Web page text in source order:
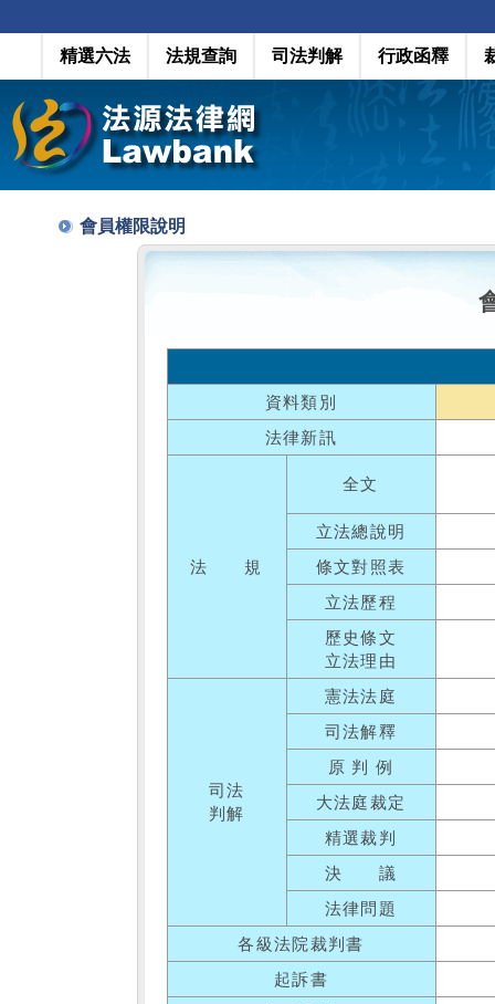
精選六法 法規查詢 司法判解 行政函釋
會員權限說明
資料類別
法律新訊
法 規
全文
立法總說明
條文對照表
立法歷程
歷史條文
立法理由
司法
判解
憲法法庭
司法解釋
原 判 例
大法庭裁定
精選裁判
決 議
法律問題
各級法院裁判書
起訴書